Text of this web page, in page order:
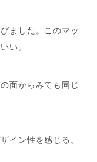
ました。このマッ
い。
面からみても同じ
イン性を感じる。